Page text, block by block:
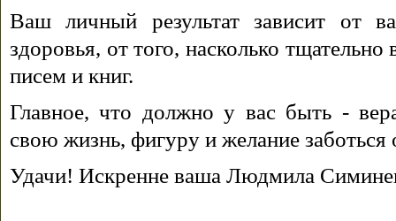
Ваш личный результат зависит от
здоровья, от того, насколько
писем и книг.
Главное, что должно у вас быть -
свою жизнь, фигуру и желание заботься
Удачи! Искренне ваша Людмила